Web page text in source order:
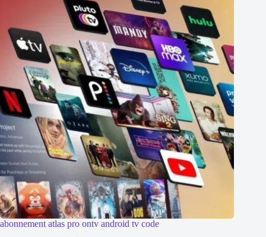
abonnement atlas pro ontv android tv code